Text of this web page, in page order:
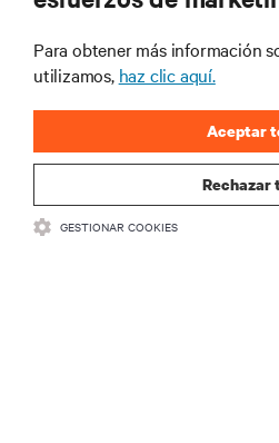
Recibe actualizaciones
más importantes del sector,
y perspectivas de
centros de datos y gestión
REGÍSTRATE
Para obtener más información
utilizamos, haz clic aquí.
Rechazar
Aceptar
GESTIONAR COOKIES